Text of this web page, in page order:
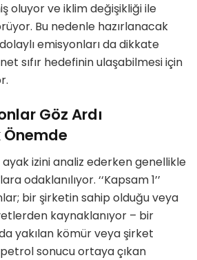
oluyorve iklim değişikliği ile
Bu nedenle hazırlanacak
dolaylı emisyonları da dikkate
sıfır hedefinin ulaşabilmesi için
Göz Ardı
izini analiz ederken genellikle
odaklanılıyor. ‘‘Kapsam 1’’
bir şirketinsahip olduğu veya
den kaynaklanıyor – bir
yakılan kömür veya şirket
petrol sonucu ortaya çıkan